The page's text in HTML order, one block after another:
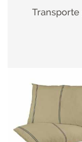
NUEVO
KIDS
Transporte